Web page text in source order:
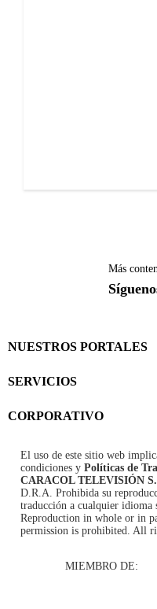
Más
NUESTROS PORTALES
SERVICIOS
CORPORATIVO
El uso de este sitio web
condiciones y Políticas de
CARACOL TELEVISIÓN
D.R.A. Prohibida su
traducción a cualquier idioma
Reproduction in whole or in
permission is prohibited. All
MIEMBRO DE: